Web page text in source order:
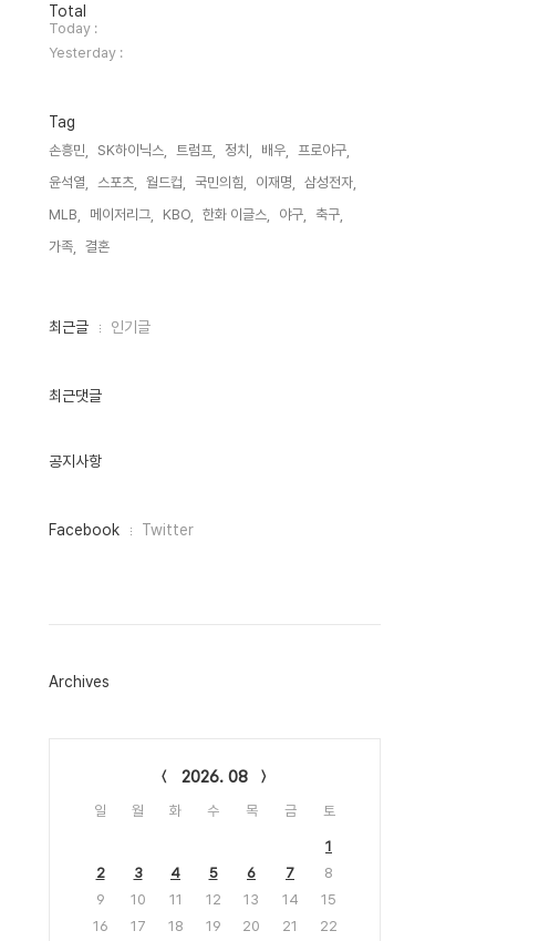
방
문
자
수
Total
Today :
Yesterday :
Tag
손흥민, SK하이닉스, 트럼프, 정치, 배우,
프로야구,
윤석열,
스포츠, 월드컵, 국민의힘, 이재명,
삼성전자,
MLB,
메이저리그, KBO, 한화 이글스, 야구,
축구,
가족,
결혼,
최
인
최근글 인기글
최근댓글
공지사항
페
그
Facebook Twitter
Archives
2026. 08
일 월 화 수 목 금 토
1
2
3 4 5 6 7
8
9
10 11 12 13 14
15
16
17 18 19 20 21
22